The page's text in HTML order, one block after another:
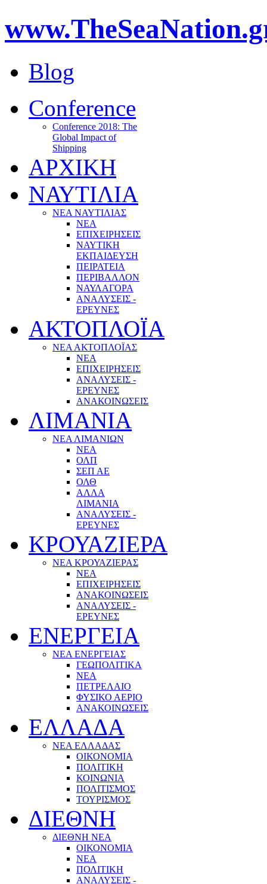
Blog
Conference
Conference 2018: The
Global Impact of
Shipping
ΑΡΧΙΚΗ
ΝΑΥΤΙΛΙΑ
ΝΕΑ ΝΑΥΤΙΛΙΑΣ
ΝΕΑ
ΕΠΙΧΕΙΡΗΣΕΙΣ
ΝΑΥΤΙΚΗ
ΕΚΠΑΙΔΕΥΣΗ
ΠΕΙΡΑΤΕΙΑ
ΠΕΡΙΒΑΛΛΟΝ
ΝΑΥΛΑΓΟΡΑ
ΑΝΑΛΥΣΕΙΣ -
ΕΡΕΥΝΕΣ
ΑΚΤΟΠΛΟΪΑ
ΝΕΑ ΑΚΤΟΠΛΟΪΑΣ
ΝΕΑ
ΕΠΙΧΕΙΡΗΣΕΙΣ
ΑΝΑΛΥΣΕΙΣ -
ΕΡΕΥΝΕΣ
ΑΝΑΚΟΙΝΩΣΕΙΣ
ΛΙΜΑΝΙΑ
ΝΕΑ ΛΙΜΑΝΙΩΝ
ΝΕΑ
ΟΛΠ
ΣΕΠ ΑΕ
ΟΛΘ
ΑΛΛΑ
ΛΙΜΑΝΙΑ
ΑΝΑΛΥΣΕΙΣ -
ΕΡΕΥΝΕΣ
ΚΡΟΥΑΖΙΕΡΑ
ΝΕΑ ΚΡΟΥΑΖΙΕΡΑΣ
NEA
ΕΠΙΧΕΙΡΗΣΕΙΣ
ΑΝΑΚΟΙΝΩΣΕΙΣ
ΑΝΑΛΥΣΕΙΣ -
ΕΡΕΥΝΕΣ
ΕΝΕΡΓΕΙΑ
ΝΕΑ ΕΝΕΡΓΕΙΑΣ
ΓΕΩΠΟΛΙΤΙΚΑ
ΝΕΑ
ΠΕΤΡΕΛΑΙΟ
ΦΥΣΙΚΟ ΑΕΡΙΟ
ΑΝΑΚΟΙΝΩΣΕΙΣ
ΕΛΛΑΔΑ
ΝΕΑ ΕΛΛΑΔΑΣ
ΟΙΚΟΝΟΜΙΑ
ΠΟΛΙΤΙΚΗ
ΚΟΙΝΩΝΙΑ
ΠΟΛΙΤΙΣΜΟΣ
ΤΟΥΡΙΣΜΟΣ
ΔΙΕΘΝΗ
ΔΙΕΘΝΗ ΝΕΑ
ΟΙΚΟΝΟΜΙΑ
ΝΕΑ
ΠΟΛΙΤΙΚΗ
ΑΝΑΛΥΣΕΙΣ -